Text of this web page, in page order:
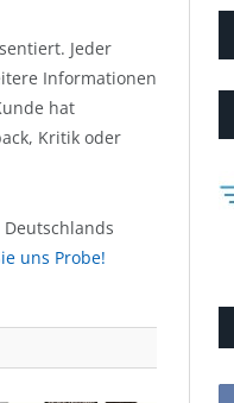
Jeder
Informationen
hat
Kritik oder
Deutschlands
uns Probe!